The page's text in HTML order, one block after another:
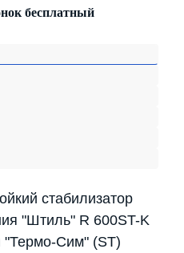
бесплатный
стабилизатор
"Штиль" R 600ST-K
"Термо-Сим" (ST)